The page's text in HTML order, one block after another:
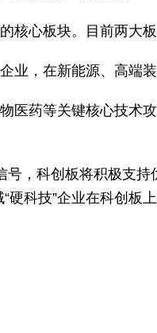
核心板块。目前两大
业，在新能源、高端
医药等关键核心技术
号，科创板将积极支
科技”企业在科创板